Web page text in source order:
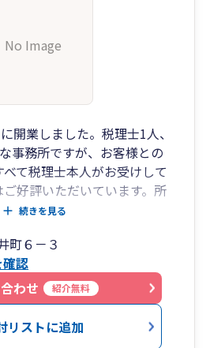
No Image
開業しました。税理士1人、
事務所ですが、お客様との
て税理士本人がお受けして
好評いただいています。所
経験があり、放送作家として
に加えて、広報・広告・マ
アドバイスも可能です。ま
福祉法人、NPO法人などの公
できます。一過性の節税よ
する中で安定成長するための
意としています。
続きを見る
町６－３
認
わせ
紹介無料
リストに追加